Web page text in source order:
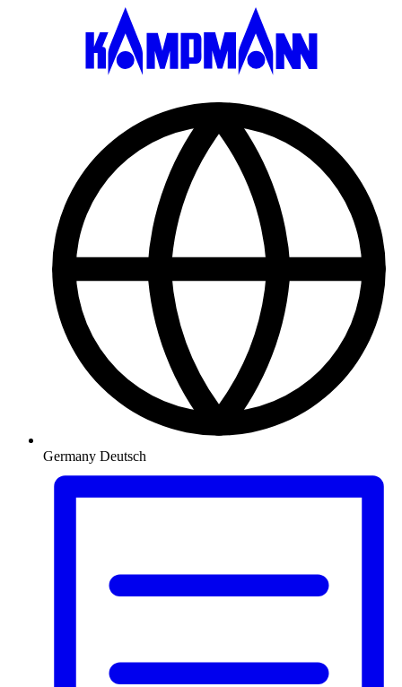
Germany Deutsch